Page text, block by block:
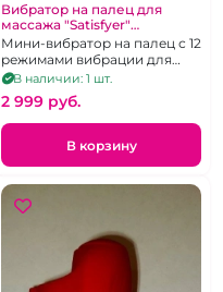
Вибратор на палец для
массажа "Satisfyer"
бирюзовый
перезаряжаемый
Мини-вибратор на палец с 12
режимами вибрации для
стимуляции всех эрогенных
зон, перезаряжаемый
В наличии: 1 шт.
2 999 pуб.
В корзину